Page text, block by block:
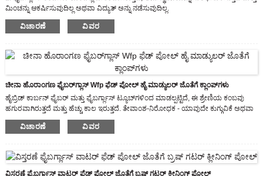
ಮಿಂಚನ್ನು ಆಕರ್ಷಿಸುವುದಿಲ್ಲ ಅಥವಾ ವಿದ್ಯುತ್ ಅನ್ನು ನಡೆಸುವುದಿಲ್ಲ.
2. ಇದು ಹೊಂದಿಕೊಳ್ಳುವ ಆದರೆ ಮುರಿಯುವುದಿಲ್ಲ
3. ಬೇರೆ ರೀತಿಯಲ್ಲಿ ಹೇಳುವುದಾದರೆ, ಫೈಬರ್ಗ್ಲಾಸ್ ಕಂಬವು ಗಾಳಿ ಅಥವಾ ಕೆಟ್ಟ ಹವಾಮಾನವನ್ನು
ವಿಚಾರಣೆ ವಿವರ
ಚೀನಾ ಹೊರಾಂಗಣ ಫೈಬರ್‌ಗ್ಲಾಸ್ Wfp ಫೆಡ್ ಪೋಲ್ ಹೈ ಮಾಡ್ಯುಲರ್ ಜೊತೆಗೆ ಕ್ಲಾಂಪ್‌ಗಳು
ಹೈಬ್ರಿಡ್ ಕಾರ್ಬನ್ ಫೈಬರ್ ಮತ್ತು ಫೈಬರ್ಗ್ಲಾಸ್ ಟ್ಯೂಬ್‌ಗಳಿಂದ ಮಾಡಲ್ಪಟ್ಟಿದೆ, ಈ ಶ್ರೇಣಿಯ ಕಂಬವು
ಹಗುರವಾಗಿರುತ್ತದೆ ಮತ್ತು ಹೆಚ್ಚು ಕಾಲ ಇರುತ್ತದೆ. ತೇವಾಂಶ-ನಿರೋಧಕ - ಯಾವುದೇ ಕುಗ್ಗುವಿಕೆ ಅಥವಾ
ವಿಸ್ತರಣೆಯಿಲ್ಲ
ರಾಸಾಯನಿಕ ಪ್ರತಿರೋಧ - ಆಮ್ಲ ಮತ್ತು ಕ್ಷಾರ ಪ್ರತಿರೋಧ
11 ಆರೋಹಿಸುವ ಥ್ರೆಡ್‌ನಂತಹ ಇತರ ಭಾಗಗಳು ಸಹ ಲಭ್ಯವಿವೆ.
ವಿಚಾರಣೆ ವಿವರ
ವಿಸ್ತರಣೆ ಫೈಬರ್ಗ್ಲಾಸ್ ವಾಟರ್ ಫೆಡ್ ಪೋಲ್ ಜೊತೆಗೆ ಬ್ರಷ್ ಗಟರ್ ಕ್ಲೀನಿಂಗ್ ಪೋಲ್